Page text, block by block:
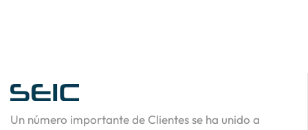
Un número importante de Clientes se ha unido a